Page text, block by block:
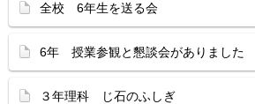
全校 6年生を送る会
6年 授業参観と懇談会がありました
３年理科 じ石のふしぎ